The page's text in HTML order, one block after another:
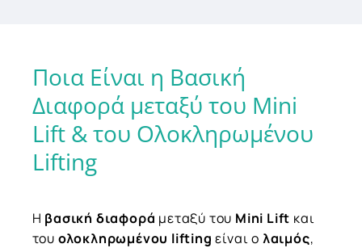
Ποια Είναι η Βασική
Διαφορά μεταξύ του Mini
Lift &του Ολοκληρωμένου
Lifting
Η βασική διαφορά μεταξύ του Mini Lift και
του ολοκληρωμένου lifting είναι ο λαιμός,